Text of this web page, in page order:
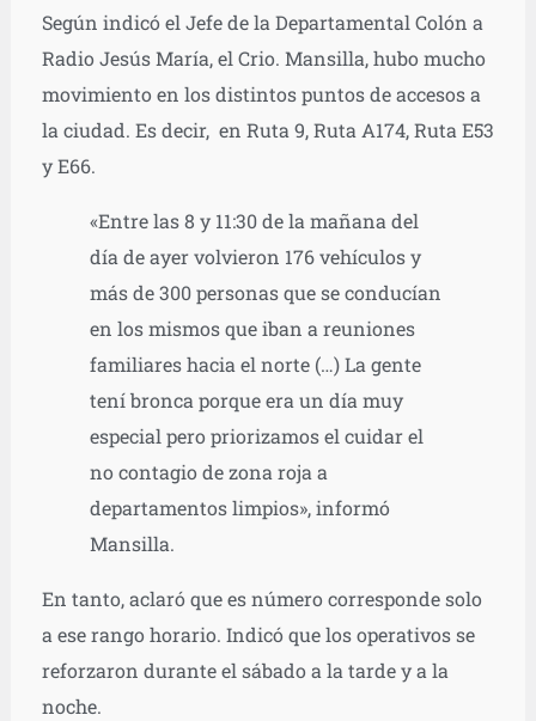
Según indicó el Jefe de la Departamental Colón a
Radio Jesús María, el Crio. Mansilla, hubo mucho
movimiento en los distintos puntos de accesos a
la ciudad. Es decir, en Ruta 9, Ruta A174, Ruta E53
y E66.
«Entre las 8 y 11:30 de la mañana del
día de ayer volvieron 176 vehículos y
más de 300 personas que se conducían
en los mismos que iban a reuniones
familiares hacia el norte (…) La gente
tení bronca porque era un día muy
especial pero priorizamos el cuidar el
no contagio de zona roja a
departamentos limpios», informó
Mansilla.
En tanto, aclaró que es número corresponde solo
a ese rango horario. Indicó que los operativos se
reforzaron durante el sábado a la tarde y a la
noche.